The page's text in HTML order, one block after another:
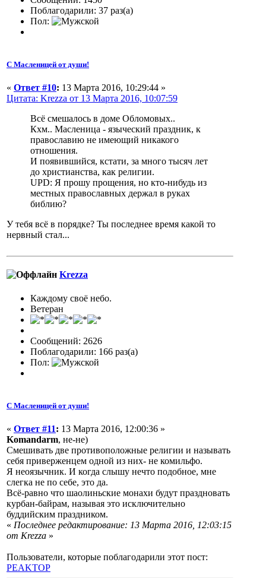
Поблагодарили: 37 раз(а)
Пол:
С Масленицей от души!
« Ответ #10: 13 Марта 2016, 10:29:44 »
Цитата: Krezza от 13 Марта 2016, 10:07:59
Всё смешалось в доме Обломовых..
Кхм.. Масленица - языческий праздник, к
православию не имеющий никакого
отношения.
И появившийся, кстати, за много тысяч лет
до христианства, как религии.
UPD: Я прошу прощения, но кто-нибудь из
местных православных держал в руках
библию?
У тебя всё в порядке? Ты последнее время какой то
нервный стал...
Krezza
Каждому своё небо.
Ветеран
Сообщений: 2626
Поблагодарили: 166 раз(а)
Пол:
С Масленицей от души!
« Ответ #11: 13 Марта 2016, 12:00:36 »
Komandarm, не-не)
Смешивать две противоположные религии и называть
себя приверженцем одной из них- не комильфо.
Я неоязычник. И когда слышу нечто подобное, мне
слегка не по себе, это да.
Всё-равно что шаолиньские монахи будут праздновать
курбан-байрам, называя это исключительно
буддийским праздником.
« Последнее редактирование: 13 Марта 2016, 12:03:15
от Krezza »
Пользователи, которые поблагодарили этот пост:
PEAKTOP